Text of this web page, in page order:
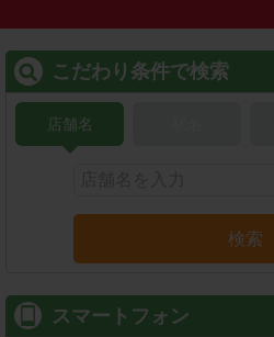
こだわり条件で検索
店舗名
検索
スマートフォン